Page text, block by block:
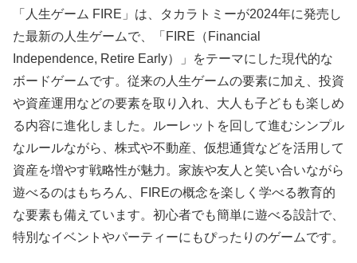
「人生ゲーム FIRE」は、タカラトミーが2024年に発売し
た最新の人生ゲームで、「FIRE（Financial
Independence, Retire Early）」をテーマにした現代的な
ボードゲームです。従来の人生ゲームの要素に加え、投資
や資産運用などの要素を取り入れ、大人も子どもも楽しめ
る内容に進化しました。ルーレットを回して進むシンプル
なルールながら、株式や不動産、仮想通貨などを活用して
資産を増やす戦略性が魅力。家族や友人と笑い合いながら
遊べるのはもちろん、FIREの概念を楽しく学べる教育的
な要素も備えています。初心者でも簡単に遊べる設計で、
特別なイベントやパーティーにもぴったりのゲームです。